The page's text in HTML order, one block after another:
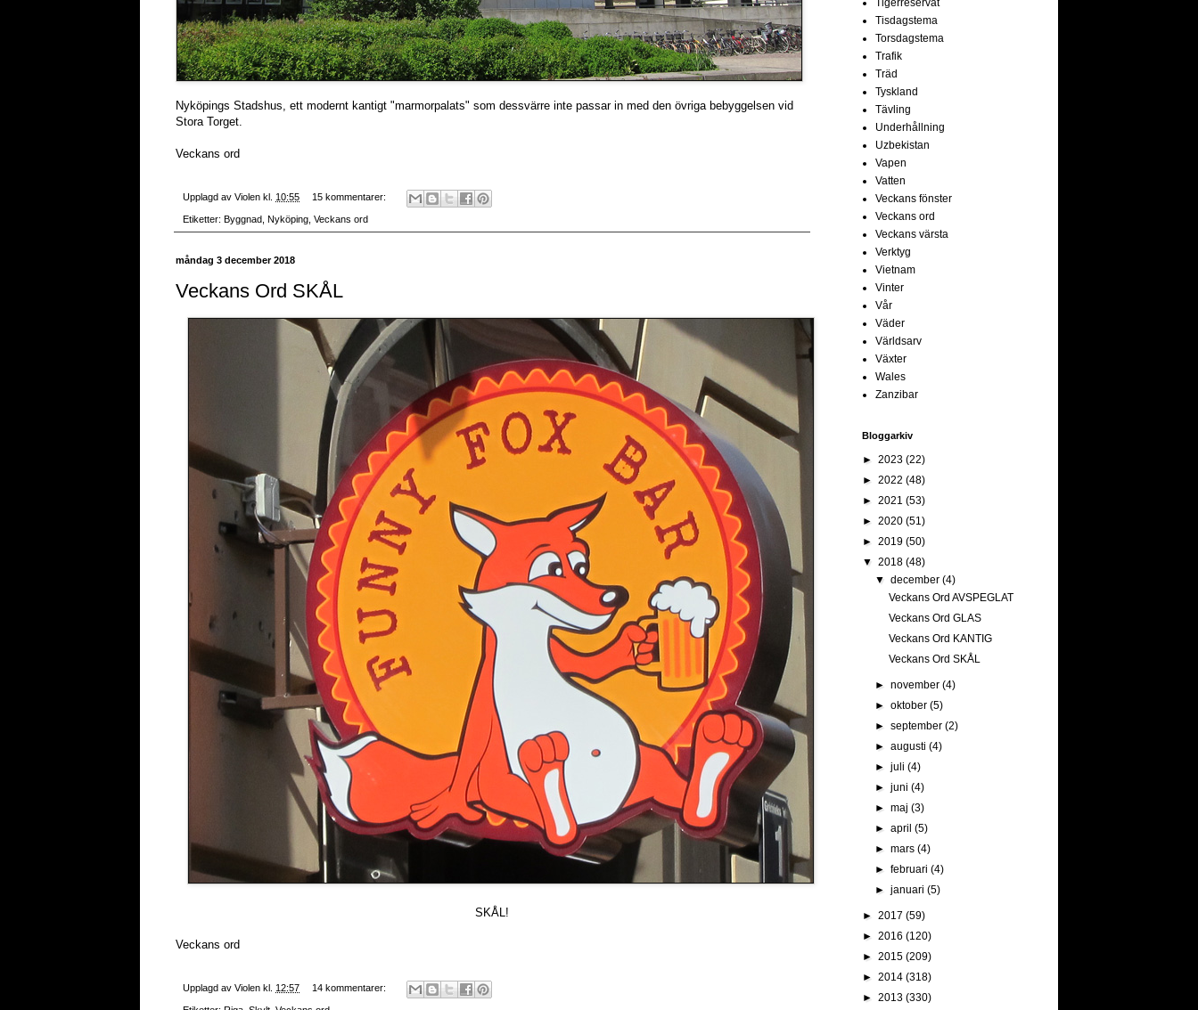
Nyköpings Stadshus, ett modernt kantigt "marmorpalats" som dessvärre inte passar in med den övriga bebyggelsen vid
Stora Torget.
Veckans ord
Upplagd av Violen kl. 10:55 15 kommentarer:
Etiketter: Byggnad Nyköping Veckans ord
måndag 3 december 2018
Veckans Ord SKÅL
SKÅL!
Veckans ord
Upplagd av Violen kl. 12:57 14 kommentarer:
Tigerreservat
Tisdagstema
Torsdagstema
Trafik
Träd
Tyskland
Tävling
Underhållning
Uzbekistan
Vapen
Vatten
Veckans fönster
Veckans ord
Veckans värsta
Verktyg
Vietnam
Vinter
Vår
Väder
Världsarv
Växter
Wales
Zanzibar
Bloggarkiv
► 2023 (22)
► 2022 (48)
► 2021 (53)
► 2020 (51)
► 2019 (50)
▼ 2018 (48)
▼december(4)
Veckans Ord AVSPEGLAT
Veckans Ord GLAS
Veckans Ord KANTIG
Veckans Ord SKÅL
►november(4)
►oktober(5)
►september(2)
►augusti(4)
►juli(4)
►juni(4)
►maj(3)
►april(5)
►mars(4)
►februari(4)
►januari(5)
► 2017 (59)
► 2016 (120)
► 2015 (209)
► 2014 (318)
► 2013 (330)